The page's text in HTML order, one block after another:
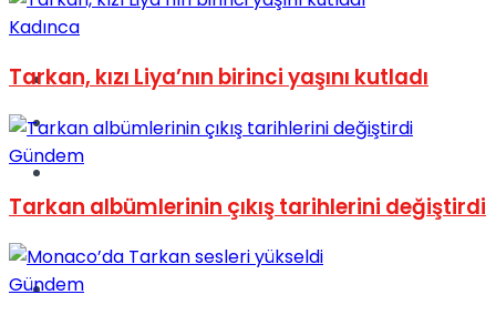
Kadınca
Dünya
Spor
Podcast
Kadınca
Tarkan, kızı Liya’nın birinci yaşını kutladı
Gündem
Tarkan albümlerinin çıkış tarihlerini değiştirdi
Gündem